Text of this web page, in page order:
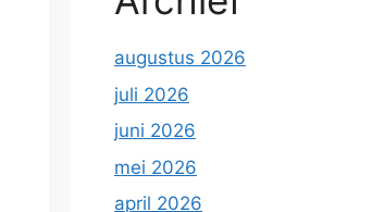
augustus 2026
juli 2026
juni 2026
mei 2026
april 2026